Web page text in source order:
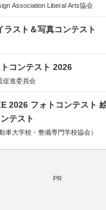
Association Liberal Arts協会
ラスト＆写真コンテスト
コンテスト 2026
促進委員会
2026 フォトコンテスト
テスト
車大学校・整備専門学校協会）
PR